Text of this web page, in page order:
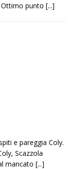
punto [...]
e pareggia Coly.
Scazzola
mancato [...]